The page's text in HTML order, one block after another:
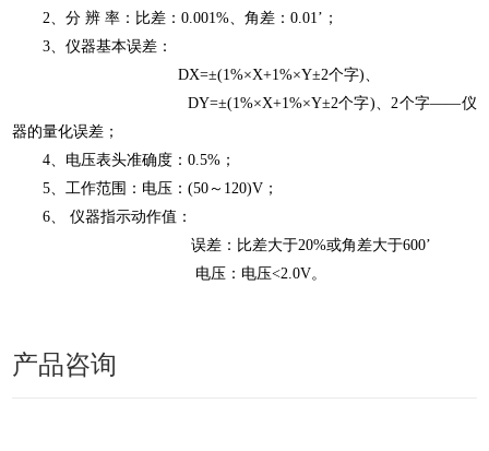
2、分 辨 率：比差：0.001%、角差：0.01’；
3、仪器基本误差：
DX=±(1%×X+1%×Y±2个字)、
DY=±(1%×X+1%×Y±2个字)、2个字——仪
器的量化误差；
4、电压表头准确度：0.5%；
5、工作范围：电压：(50～120)V；
6、 仪器指示动作值：
误差：比差大于20%或角差大于600’
电压：电压<2.0V。
产品咨询